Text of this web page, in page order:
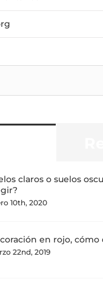
claros o suelos
10th, 2020
en rojo,
22nd, 2019